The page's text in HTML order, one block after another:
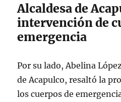
Alcaldesa de
intervención de
emergencia
Por su lado, Abelina
de Acapulco, resaltó la
los cuerpos de